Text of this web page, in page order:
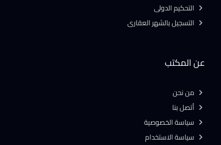
عن المكتب
من نحن
أتصل بنا
سياسة الخصوصية
سياسة الاستخدام
التحكيم الدولى
التسجيل بالشهر العقارى